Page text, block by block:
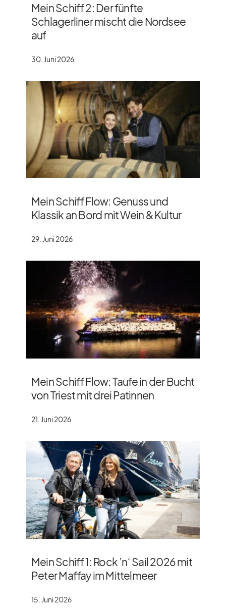
Mein Schiff 2: Der fünfte
Schlagerliner mischt die Nordsee
auf
30. Juni 2026
Mein Schiff Flow: Genuss und
Klassik an Bord mit Wein & Kultur
29. Juni 2026
Mein Schiff Flow: Taufe in der Bucht
von Triest mit drei Patinnen
21. Juni 2026
Mein Schiff 1: Rock ’n‘ Sail 2026 mit
Peter Maffay im Mittelmeer
15. Juni 2026